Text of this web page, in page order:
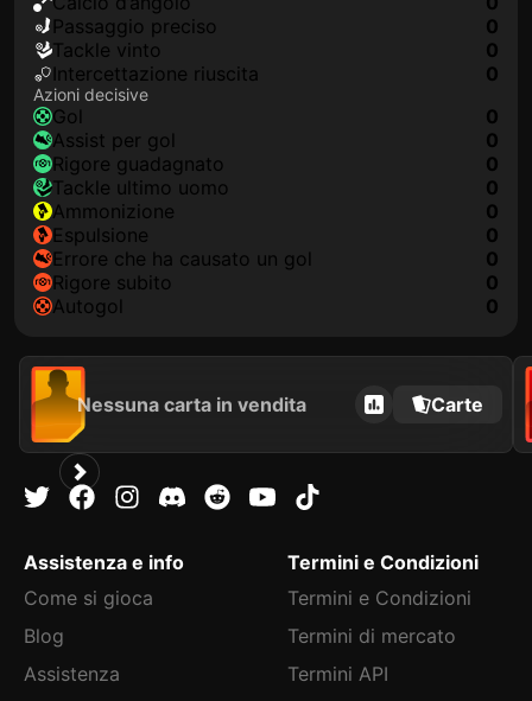
Passaggio preciso
0
Tackle vinto
0
Intercettazione riuscita
0
Azioni decisive
Gol
0
Assist per gol
0
Rigore guadagnato
0
Tackle ultimo uomo
0
Ammonizione
0
Espulsione
0
Errore che ha causato un gol
0
Rigore subito
0
Autogol
0
Nessuna carta in vendita Carte
Assistenza e info
Come si gioca
Blog
Assistenza
Termini e Condizioni
Termini e Condizioni
Termini di mercato
Termini API